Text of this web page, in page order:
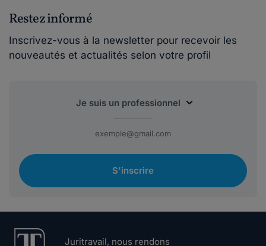
Restez informé
Inscrivez-vous à la newsletter pour recevoir les
nouveautés et actualités selon votre profil
S'inscrire
Juritravail, nous rendons